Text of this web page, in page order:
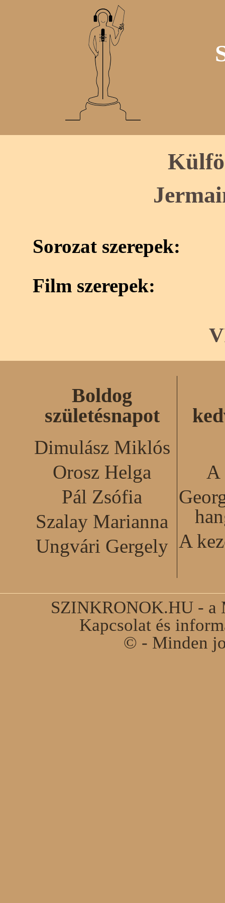
Sorozat szerepek:
Film szerepek:
Boldog
születésnapot
Dimulász Miklós
Orosz Helga
Pál Zsófia
Szalay Marianna
Ungvári Gergely
A
A
SZINKRONOK.HU - a
Kapcsolat és
© - Minden